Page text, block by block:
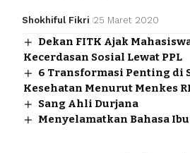
Shokhiful Fikri 25 Maret 2020
Dekan FITK Ajak
Kecerdasan Sosial Lewat PPL
6 Transformasi Penting di
Kesehatan Menurut Menkes RI
Sang Ahli Durjana
Menyelamatkan Bahasa Ibu